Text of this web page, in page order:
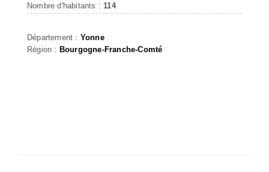
Nombre d'habitants : 114
Département : Yonne
Région : Bourgogne-Franche-Comté